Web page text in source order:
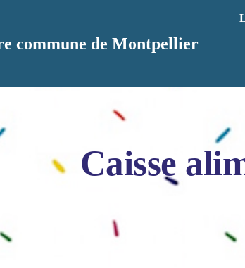
commune de Montpellier
Caisse